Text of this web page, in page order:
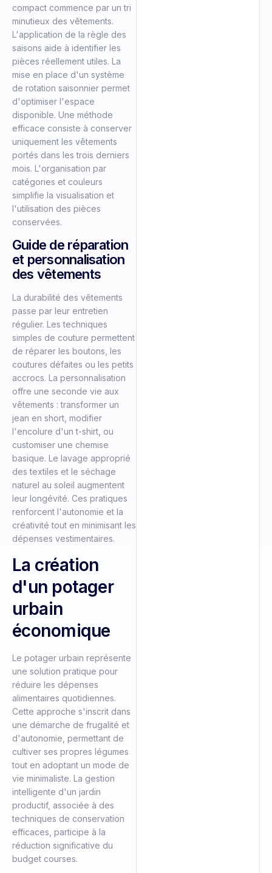
compact commence par un tri
minutieux des vêtements.
L'application de la règle des
saisons aide à identifier les
pièces réellement utiles. La
mise en place d'un système
de rotation saisonnier permet
d'optimiser l'espace
disponible. Une méthode
efficace consiste à conserver
uniquement les vêtements
portés dans les trois derniers
mois. L'organisation par
catégories et couleurs
simplifie la visualisation et
l'utilisation des pièces
conservées.
Guide de réparation
et personnalisation
des vêtements
La durabilité des vêtements
passe par leur entretien
régulier. Les techniques
simples de couture permettent
de réparer les boutons, les
coutures défaites ou les petits
accrocs. La personnalisation
offre une seconde vie aux
vêtements : transformer un
jean en short, modifier
l'encolure d'un t-shirt, ou
customiser une chemise
basique. Le lavage approprié
des textiles et le séchage
naturel au soleil augmentent
leur longévité. Ces pratiques
renforcent l'autonomie et la
créativité tout en minimisant les
dépenses vestimentaires.
La création
d'un potager
urbain
économique
Le potager urbain représente
une solution pratique pour
réduire les dépenses
alimentaires quotidiennes.
Cette approche s'inscrit dans
une démarche de frugalité et
d'autonomie, permettant de
cultiver ses propres légumes
tout en adoptant un mode de
vie minimaliste. La gestion
intelligente d'un jardin
productif, associée à des
techniques de conservation
efficaces, participe à la
réduction significative du
budget courses.